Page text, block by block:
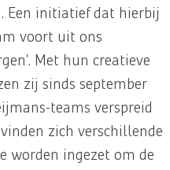
Een initiatief dat hierbij
voort uit ons
Met hun creatieve
zij sinds september
teams verspreid
zich verschillende
worden ingezet om de